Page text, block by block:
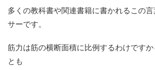
多くの教科書や関連書籍に書かれるこの
サーです。
筋力は筋の横断面積に比例するわけです
とも